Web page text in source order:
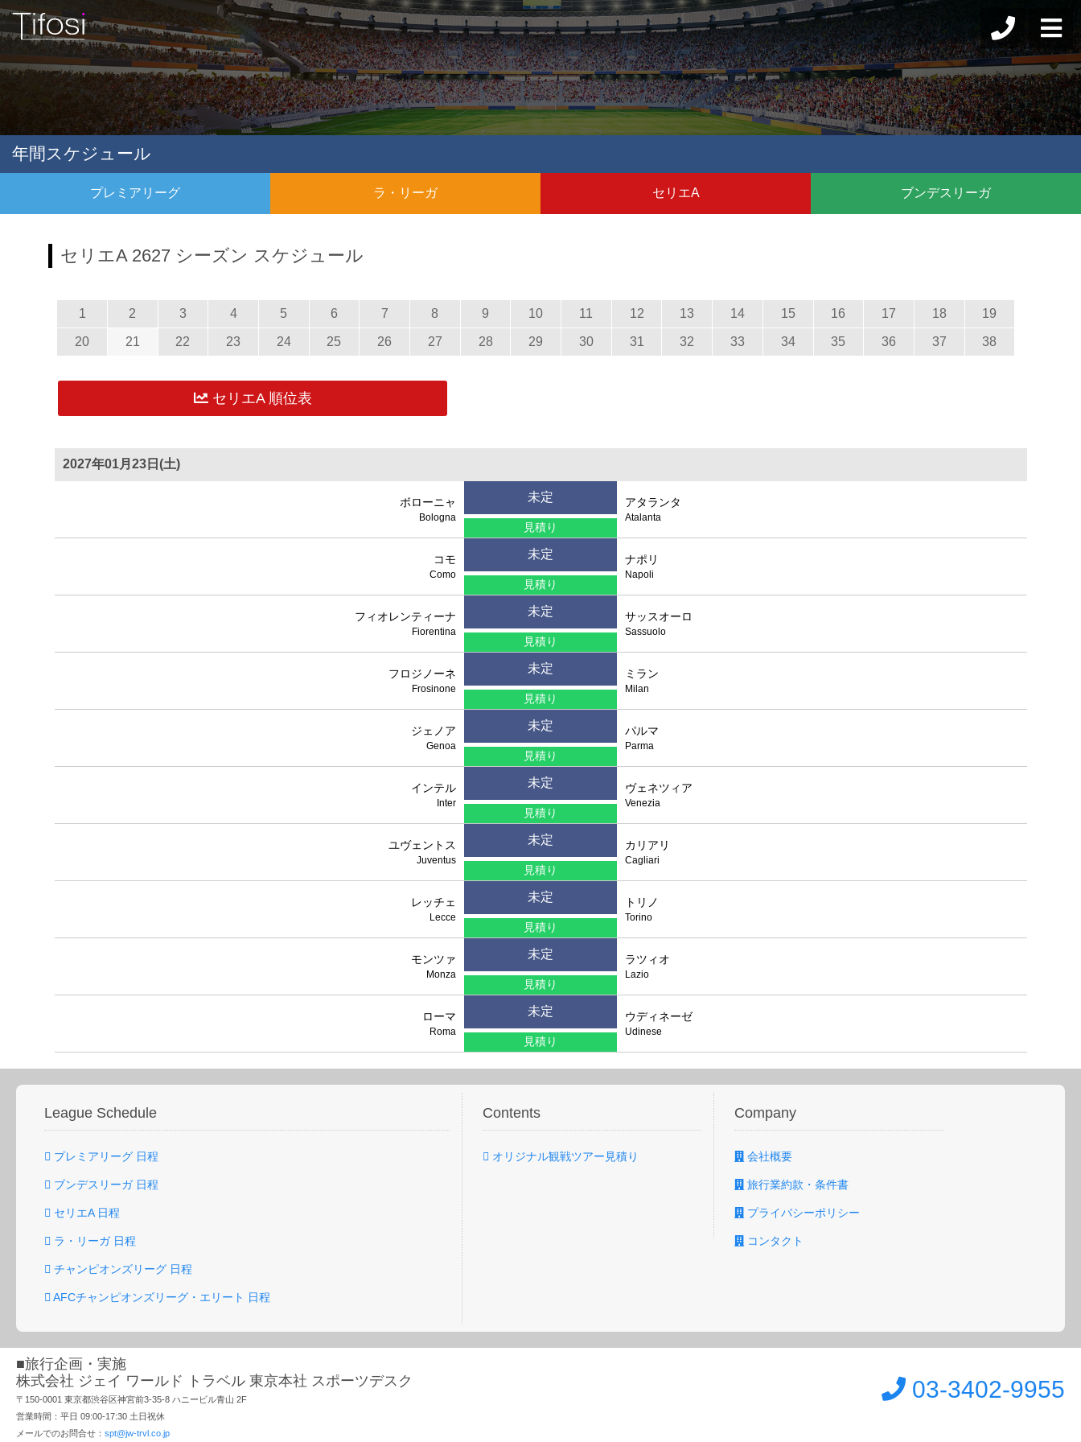
年間スケジュール
プレミアリーグ ラ・リーガ セリエA ブンデスリーガ
セリエA 2627 シーズン スケジュール
1 2 3 4 5 6 7 8 9 10 11 12 13 14 15 16 17 18 19
20 21 22 23 24 25 26 27 28 29 30 31 32 33 34 35 36 37 38
セリエA 順位表
2027年01月23日(土)
ボローニャ
Bologna
未定
見積り
アタランタ
Atalanta
コモ
Como
未定
見積り
ナポリ
Napoli
フィオレンティーナ
Fiorentina
未定
見積り
サッスオーロ
Sassuolo
フロジノーネ
Frosinone
未定
見積り
ミラン
Milan
ジェノア
Genoa
未定
見積り
パルマ
Parma
インテル
Inter
未定
見積り
ヴェネツィア
Venezia
ユヴェントス
Juventus
未定
見積り
カリアリ
Cagliari
レッチェ
Lecce
未定
見積り
トリノ
Torino
モンツァ
Monza
未定
見積り
ラツィオ
Lazio
ローマ
Roma
未定
見積り
ウディネーゼ
Udinese
League Schedule
プレミアリーグ 日程
ブンデスリーガ 日程
セリエA 日程
ラ・リーガ 日程
チャンピオンズリーグ 日程
AFCチャンピオンズリーグ・エリート 日程
Contents
オリジナル観戦ツアー見積り
Company
会社概要
旅行業約款・条件書
プライバシーポリシー
コンタクト
■旅行企画・実施
株式会社 ジェイ ワールド トラベル 東京本社 スポーツデスク
〒150-0001 東京都渋谷区神宮前3-35-8 ハニービル青山 2F
営業時間：平日 09:00-17:30 土日祝休
メールでのお問合せ： spt@jw-trvl.co.jp
03-3402-9955